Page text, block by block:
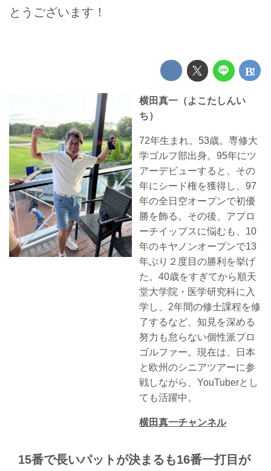
とうございます！
横田真一（よこたしんい
ち）
72年生まれ。53歳。専修大
学ゴルフ部出身。95年にツ
アーデビューすると、その
年にシード権を獲得し、97
年の全日空オープンで初優
勝を飾る。その後、アプロ
ーチイップスに悩むも、10
年のキヤノンオープンで13
年ぶり２度目の勝利を挙げ
た。40歳をすぎてから順天
堂大学院・医学研究科に入
学し、2年間の修士課程を修
了するなど、知見を深める
努力も怠らない個性派プロ
ゴルファー。現在は、日本
と欧州のシニアツアーに参
戦しながら、YouTuberとし
ても活躍中。
横田真一チャンネル
15番で長いパットが決まるも16番一打目が